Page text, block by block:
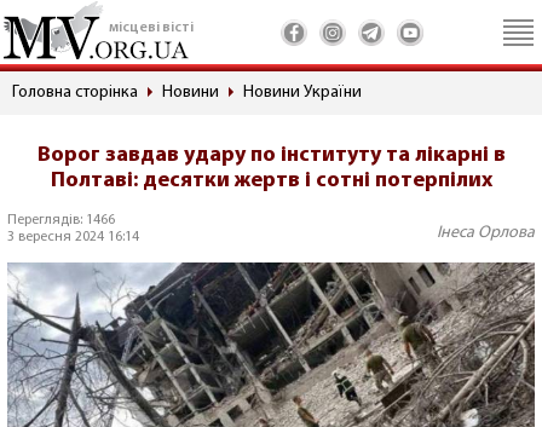
місцеві вісті
Головна сторінка Новини Новини України
Ворог завдав удару по інституту та лікарні в
Полтаві: десятки жертв і сотні потерпілих
Переглядів: 1466
3 вересня 2024 16:14
Інеса Орлова